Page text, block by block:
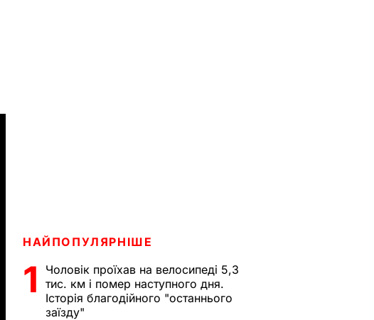
НАЙПОПУЛЯРНІШЕ
1
Чоловік проїхав на велосипеді 5,3
тис. км і помер наступного дня.
Історія благодійного "останнього
заїзду"